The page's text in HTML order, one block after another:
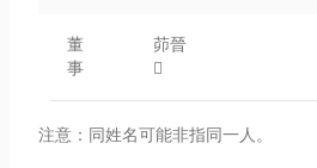
董
事
茆晉

注意：同姓名可能非指同一人。